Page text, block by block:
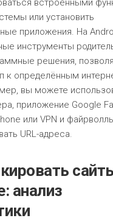
встроенными
или установить
приложения. На
инструменты
решения,
к определённым
вы можете
приложение Google
или VPN и
URL-адреса.
анализ